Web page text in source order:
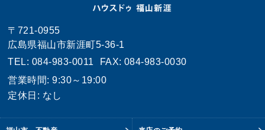
〒721-0955
広島県福山市新涯町5-36-1
TEL: 084-983-0011
FAX: 084-983-0030
営業時間: 9:30～19:00
定休日: なし